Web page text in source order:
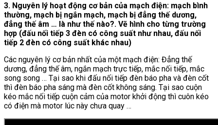
3. Nguyên lý hoạt động cơ bản của mạch điện: mạch bình
thường, mạch bị ngắn mạch, mạch bị đẳng thế dương,
đẳng thế âm … là như thế nào?. Vẽ hình cho từng trường
hợp (đấu nối tiếp 3 đèn có công suất như nhau, đấu nối
tiếp 2 đèn có công suất khác nhau)
Các nguyên lý cơ bản nhất của một mạch điện: Đẳng thế
dương, đẳng thế âm, ngắn mạch trực tiếp, mắc nối tiếp, mắc
song song … Tại sao khi đấu nối tiếp đèn báo pha và đèn cốt
thì đèn báo pha sáng mà đèn cốt không sáng. Tại sao cuộn
kéo mắc nối tiếp cuộn cảm của motor khởi động thì cuôn kéo
có điện mà motor lúc này chưa quay …